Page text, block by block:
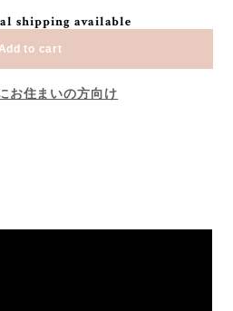
shipping available
to cart
お住まいの方向け